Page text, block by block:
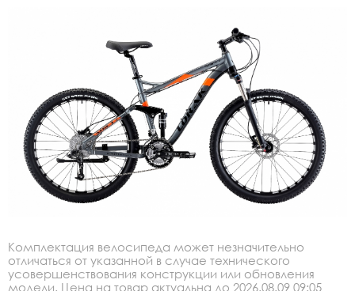
Комплектация велосипеда может незначительно
отличаться от указанной в случае технического
усовершенствования конструкции или обновления
модели. Цена на товар актуальна до 2026.08.09 09:05